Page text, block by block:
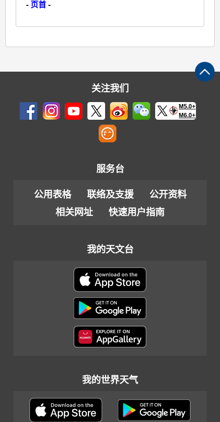
- 页首 -
关注我们
M5.0+
M6.0+
服务台
公用表格 联络及支援
公开资料
相关网址
快速用户指南
我的天文台
我的世界天气